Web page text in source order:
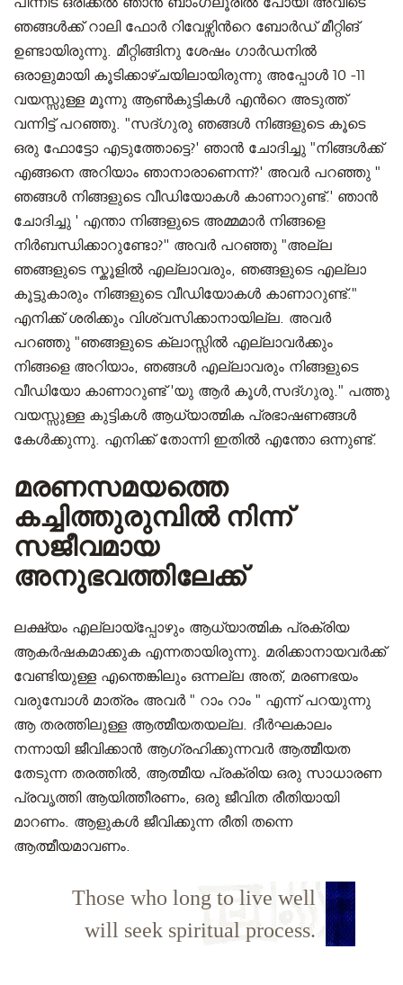
ഞങ്ങൾക്ക് റാലി ഫോർ റിവേഴ്സിന്‍റെ ബോർഡ് മീറ്റിങ്
ഉണ്ടായിരുന്നു. മീറ്റിങ്ങിനു ശേഷം ഗാർഡനിൽ
ഒരാളുമായി കൂടിക്കാഴ്ചയിലായിരുന്നു അപ്പോൾ 10 -11
വയസ്സുള്ള മൂന്നു ആൺകുട്ടികൾ എന്‍റെ അടുത്ത്
വന്നിട്ട് പറഞ്ഞു. "സദ്ഗുരു ഞങ്ങൾ നിങ്ങളുടെ കൂടെ
ഒരു ഫോട്ടോ എടുത്തോട്ടെ?' ഞാൻ ചോദിച്ചു "നിങ്ങൾക്ക്
എങ്ങനെ അറിയാം ഞാനാരാണെന്ന്?' അവർ പറഞ്ഞു "
ഞങ്ങൾ നിങ്ങളുടെ വീഡിയോകള്‍ കാണാറുണ്ട്.' ഞാൻ
ചോദിച്ചു ' എന്താ നിങ്ങളുടെ അമ്മമാർ നിങ്ങളെ
നിർബന്ധിക്കാറുണ്ടോ?'' അവർ പറഞ്ഞു "അല്ല
ഞങ്ങളുടെ സ്കൂളിൽ എല്ലാവരും, ഞങ്ങളുടെ എല്ലാ
കൂട്ടുകാരും നിങ്ങളുടെ വീഡിയോകള്‍ കാണാറുണ്ട്."
എനിക്ക് ശരിക്കും വിശ്വസിക്കാനായില്ല. അവർ
പറഞ്ഞു "ഞങ്ങളുടെ ക്ലാസ്സിൽ എല്ലാവര്‍ക്കും
നിങ്ങളെ അറിയാം, ഞങ്ങൾ എല്ലാവരും നിങ്ങളുടെ
വീഡിയോ കാണാറുണ്ട് 'യു ആർ കൂൾ,സദ്ഗുരു." പത്തു
വയസ്സുള്ള കുട്ടികൾ ആധ്യാത്മിക പ്രഭാഷണങ്ങൾ
കേൾക്കുന്നു. എനിക്ക് തോന്നി ഇതിൽ എന്തോ ഒന്നുണ്ട്.
മരണസമയത്തെ
കച്ചിത്തുരുമ്പിൽ നിന്ന്
സജീവമായ
അനുഭവത്തിലേക്ക്
ലക്ഷ്യം എല്ലായ്പ്പോഴും ആധ്യാത്മിക പ്രക്രിയ
ആകർഷകമാക്കുക എന്നതായിരുന്നു. മരിക്കാനായവർക്ക്
വേണ്ടിയുള്ള എന്തെങ്കിലും ഒന്നല്ല അത്, മരണഭയം
വരുമ്പോൾ മാത്രം അവർ " റാം റാം " എന്ന് പറയുന്നു
ആ തരത്തിലുള്ള ആത്മീയതയല്ല. ദീർഘകാലം
നന്നായി ജീവിക്കാൻ ആഗ്രഹിക്കുന്നവർ ആത്മീയത
തേടുന്ന തരത്തില്‍, ആത്മീയ പ്രക്രിയ ഒരു സാധാരണ
പ്രവൃത്തി ആയിത്തീരണം, ഒരു ജീവിത രീതിയായി
മാറണം. ആളുകൾ ജീവിക്കുന്ന രീതി തന്നെ
ആത്മീയമാവണം.
Those who long to live well
will seek spiritual process.